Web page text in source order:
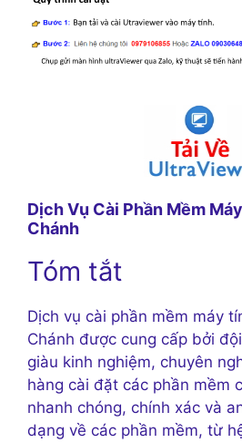
Dịch Vụ Cài Phần Mềm
Chánh
Tóm tắt
Dịch vụ cài phần mềm máy
Chánh được cung cấp bởi
giàu kinh nghiệm, chuyên
hàng cài đặt các phần mềm
nhanh chóng, chính xác và
dạng về các phần mềm, từ